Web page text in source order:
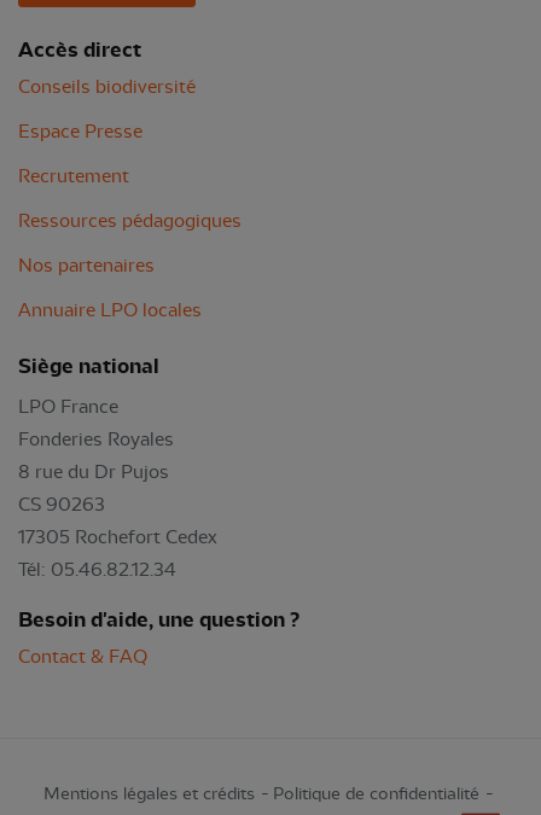
Accès direct
Conseils biodiversité
Espace Presse
Recrutement
Ressources pédagogiques
Nos partenaires
Annuaire LPO locales
Siège national
LPO France
Fonderies Royales
8 rue du Dr Pujos
CS 90263
17305 Rochefort Cedex
Tél: 05.46.82.12.34
Besoin d'aide, une question ?
Contact & FAQ
Mentions légales et crédits
Politique de confidentialité